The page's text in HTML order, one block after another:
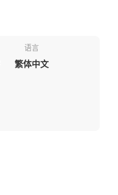
语言
繁体中文